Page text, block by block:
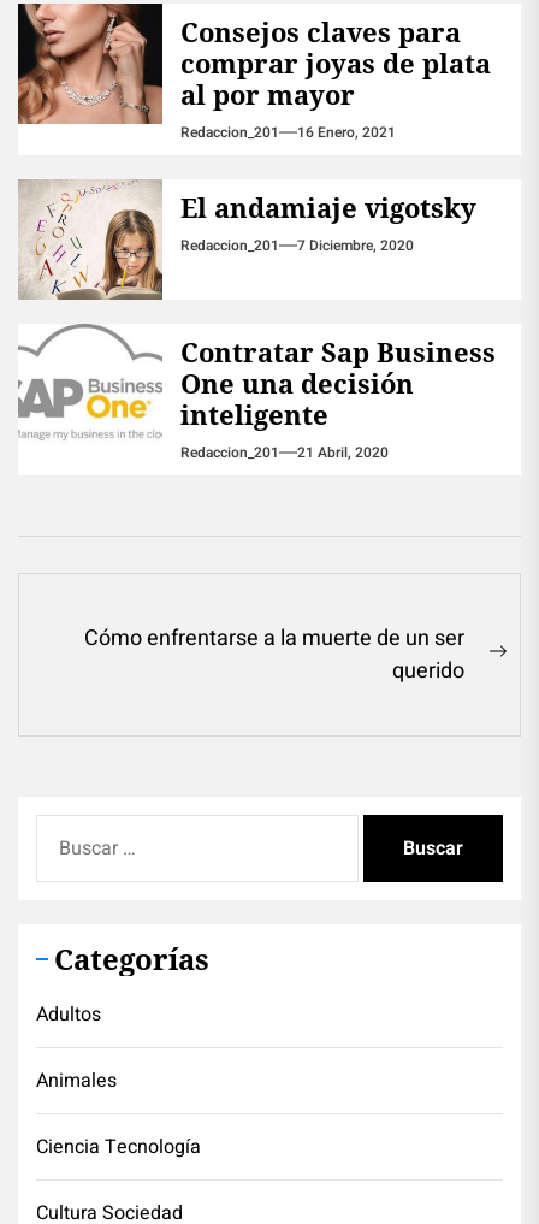
Consejos claves para
comprar joyas de plata
al por mayor
Redaccion_201 16 Enero, 2021
El andamiaje vigotsky
Redaccion_201 7 Diciembre, 2020
Contratar Sap Business
One una decisión
inteligente
Redaccion_201 21 Abril, 2020
Navegación
Cómo enfrentarse a la muerte de un ser
querido
Categorías
Adultos
Animales
Ciencia Tecnología
Cultura Sociedad